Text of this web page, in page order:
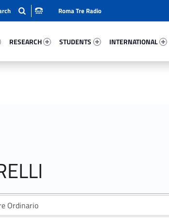
RESEARCH
STUDENTS
INTERNATIONAL
Roma Tre Radio
Ordinario